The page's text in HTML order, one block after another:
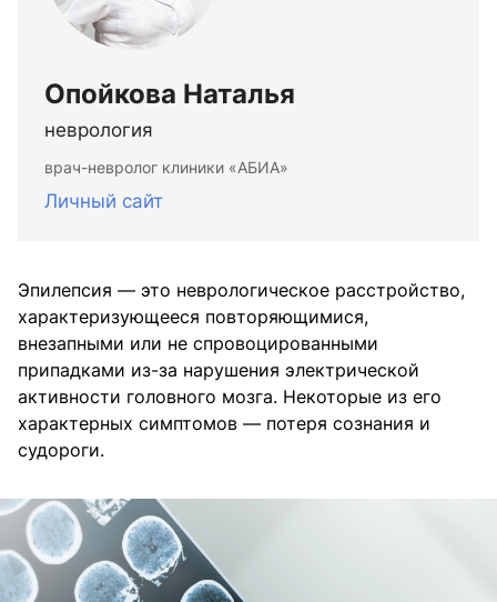
Опойкова Наталья
неврология
врач-невролог клиники «АБИА»
Личный сайт
Эпилепсия — это неврологическое расстройство,
характеризующееся повторяющимися,
внезапными или не спровоцированными
припадками из-за нарушения электрической
активности головного мозга. Некоторые из его
характерных симптомов — потеря сознания и
судороги.